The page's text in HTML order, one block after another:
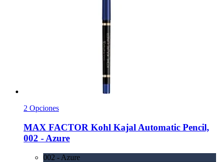
2 Opciones
MAX FACTOR Kohl Kajal Automatic Pencil,
002 -​ Azure
002 - Azure